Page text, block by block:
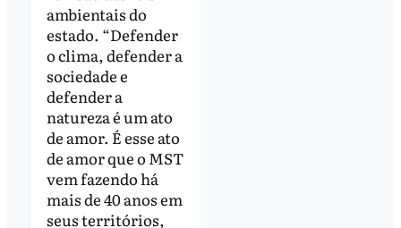
ambientais do
estado. “Defender
o clima, defender a
sociedade e
defender a
natureza é um ato
de amor. É esse ato
de amor que o MST
vem fazendo há
mais de 40 anos em
seus territórios,